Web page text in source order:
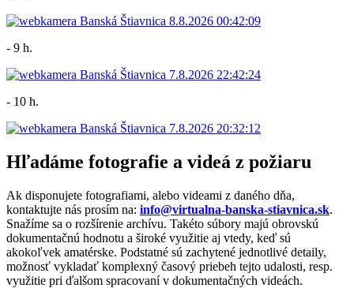
- 9 h.
- 10 h.
Hľadáme fotografie a videá z požiaru
Ak disponujete fotografiami, alebo videami z daného dňa,
kontaktujte nás prosím na: info@virtualna-banska-stiavnica.sk.
Snažíme sa o rozšírenie archívu. Takéto súbory majú obrovskú
dokumentačnú hodnotu a široké využitie aj vtedy, keď sú
akokoľvek amatérske. Podstatné sú zachytené jednotlivé detaily,
možnosť vykladať komplexný časový priebeh tejto udalosti, resp.
využitie pri ďalšom spracovaní v dokumentačných videách.